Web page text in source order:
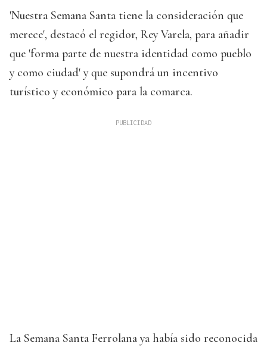
'Nuestra Semana Santa tiene la consideración que
merece', destacó el regidor, Rey Varela, para añadir
que 'forma parte de nuestra identidad como pueblo
y como ciudad' y que supondrá un incentivo
turístico y económico para la comarca.
La Semana Santa Ferrolana ya había sido reconocida